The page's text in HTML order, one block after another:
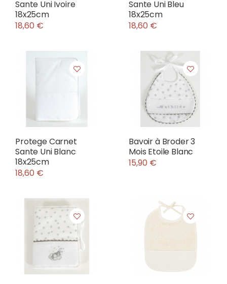
Sante Uni Ivoire
18x25cm
18,60 €
Sante Uni Bleu
18x25cm
18,60 €
Protege Carnet
Sante Uni Blanc
18x25cm
18,60 €
Bavoir à Broder 3
Mois Etoile Blanc
15,90 €